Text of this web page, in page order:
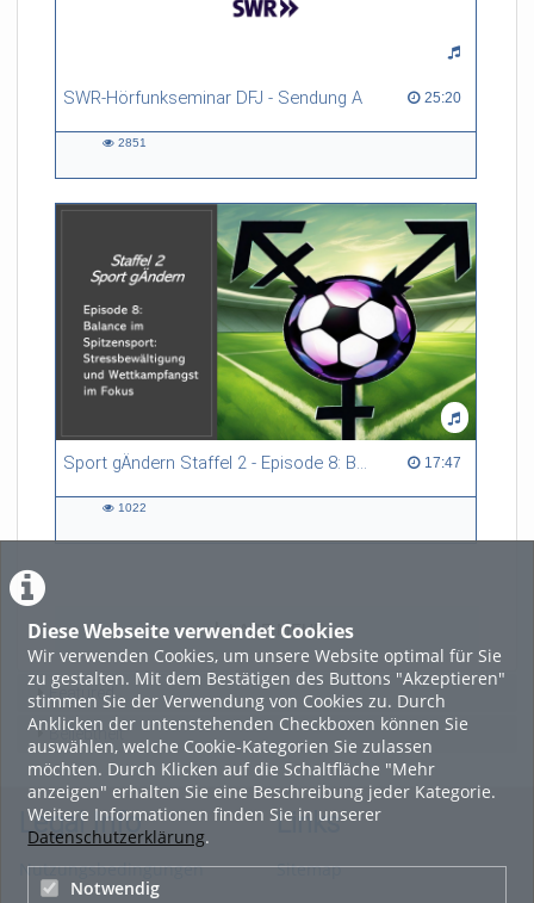
Diese Webseite verwendet Cookies
Wir verwenden Cookies, um unsere Website optimal für Sie
zu gestalten. Mit dem Bestätigen des Buttons "Akzeptieren"
stimmen Sie der Verwendung von Cookies zu. Durch
Anklicken der untenstehenden Checkboxen können Sie
auswählen, welche Cookie-Kategorien Sie zulassen
möchten. Durch Klicken auf die Schaltfläche "Mehr
anzeigen" erhalten Sie eine Beschreibung jeder Kategorie.
Weitere Informationen finden Sie in unserer
Datenschutzerklärung.
Notwendig
SWR-Hörfunkseminar DFJ - Sendung A 25:20
25:20 duration
2851
Sport gÄndern Staffel 2 - Episode 8: Balance im Spitzensport: Stressbewältigung und Wettkampfangst im Fokus 17:47
17:47 duration
1022
LADE MEHR
Featured
Beliebtheit
Legal Info
Nutzungsbedingungen
Links
Sitemap